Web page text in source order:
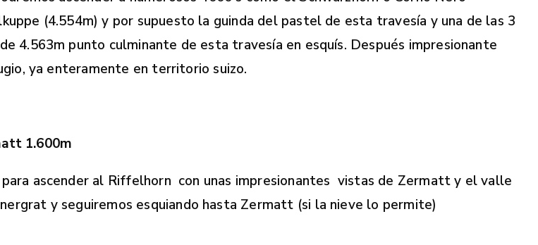
(4.554m) y por supuesto la guinda del pastel de esta travesía y una de las 3
4.563m punto culminante de esta travesía en esquís. Después impresionante
ya enteramente en territorio suizo.
1.600m
ascender al Riffelhorn con unas impresionantes vistas de Zermatt y el valle
y seguiremos esquiando hasta Zermatt (si la nieve lo permite)